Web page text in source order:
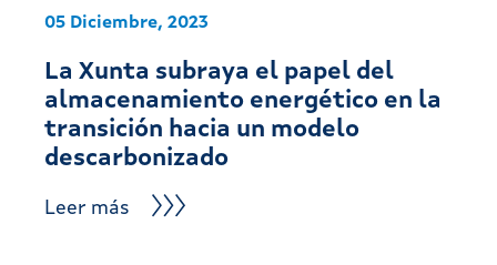
05 Diciembre, 2023
La Xunta subraya el papel del
almacenamiento energético en la
transición hacia un modelo
descarbonizado
Leer más